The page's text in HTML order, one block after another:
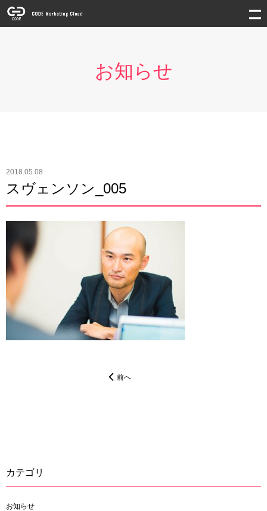
お知らせ
2018.05.08
スヴェンソン_005
前へ
カテゴリ
お知らせ